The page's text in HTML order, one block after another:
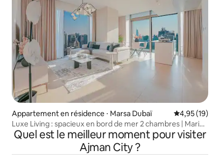
Appartement en résidence ⋅ Marsa Dubaï Évaluation
4,95 (19)
Luxe Living : spacieux en bord de mer 2 chambres | Marina
Gate
Quel est le meilleur moment pour visiter
Ajman City ?